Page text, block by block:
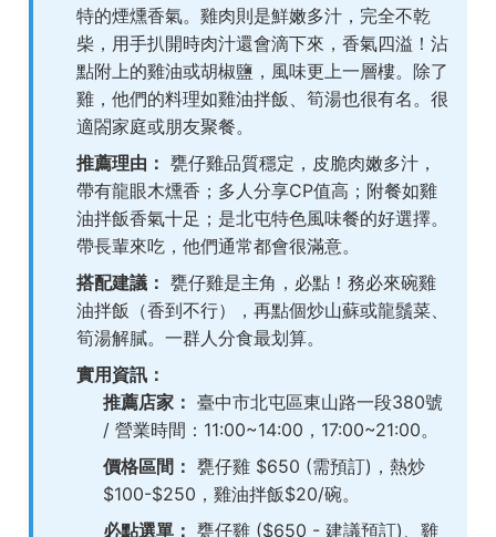
特的煙燻香氣。雞肉則是鮮嫩多汁，完全不乾
柴，用手扒開時肉汁還會滴下來，香氣四溢！沾
點附上的雞油或胡椒鹽，風味更上一層樓。除了
雞，他們的料理如雞油拌飯、筍湯也很有名。很
適閤家庭或朋友聚餐。
推薦理由： 甕仔雞品質穩定，皮脆肉嫩多汁，
帶有龍眼木燻香；多人分享CP值高；附餐如雞
油拌飯香氣十足；是北屯特色風味餐的好選擇。
帶長輩來吃，他們通常都會很滿意。
搭配建議： 甕仔雞是主角，必點！務必來碗雞
油拌飯（香到不行），再點個炒山蘇或龍鬚菜、
筍湯解膩。一群人分食最划算。
實用資訊：
推薦店家： 臺中市北屯區東山路一段380號
/ 營業時間：11:00~14:00，17:00~21:00。
價格區間： 甕仔雞 $650 (需預訂)，熱炒
$100-$250，雞油拌飯$20/碗。
必點選單： 甕仔雞 ($650 - 建議預訂)、雞